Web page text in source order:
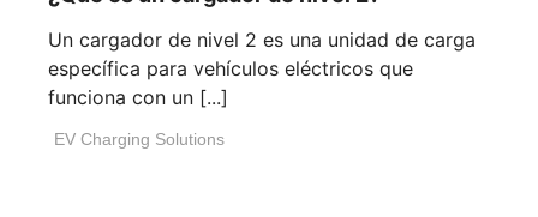
Un cargador de nivel 2 es una unidad de carga
específica para vehículos eléctricos que
funciona con un [...]
EV Charging Solutions